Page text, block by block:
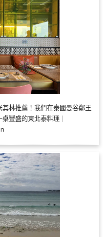
林推薦！我們在泰國曼谷鄭王
豐盛的東北泰料理｜